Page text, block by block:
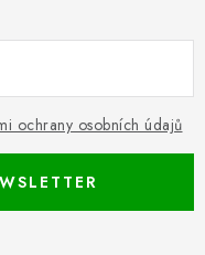
ochrany osobních údajů